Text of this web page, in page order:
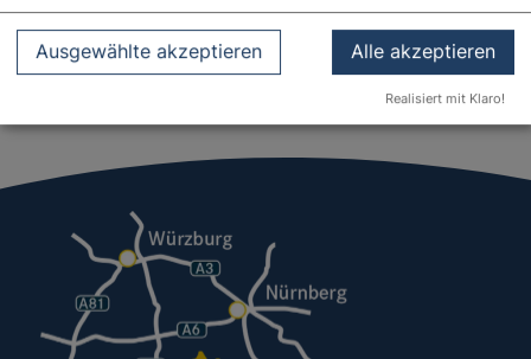
Ausgewählte akzeptieren Alle akzeptieren
Realisiert mit Klaro!